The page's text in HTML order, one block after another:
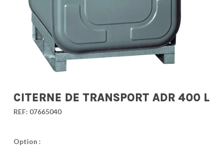
CITERNE DE TRANSPORT ADR 400 L
REF: 07665040
Option :